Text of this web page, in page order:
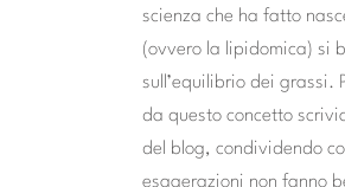
scienza che ha fatto
(ovvero la lipidomica) si
sull’equilibrio dei grassi.
da questo concetto
del blog, condividendo
esagerazioni non fanno